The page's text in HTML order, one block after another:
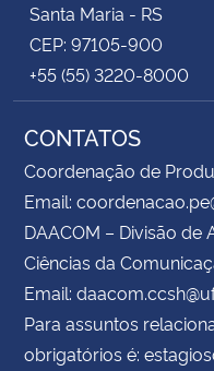
Planalto
Santa Maria - RS
CEP: 97105-900
+55 (55) 3220-8000
CONTATOS
Coordenação de
Email:
DAACOM – Divisão
Ciências da
Email:
Para assuntos
obrigatórios é: